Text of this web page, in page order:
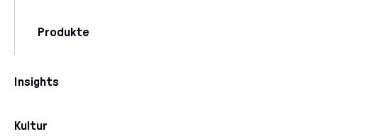
Produkte
Insights
Kultur